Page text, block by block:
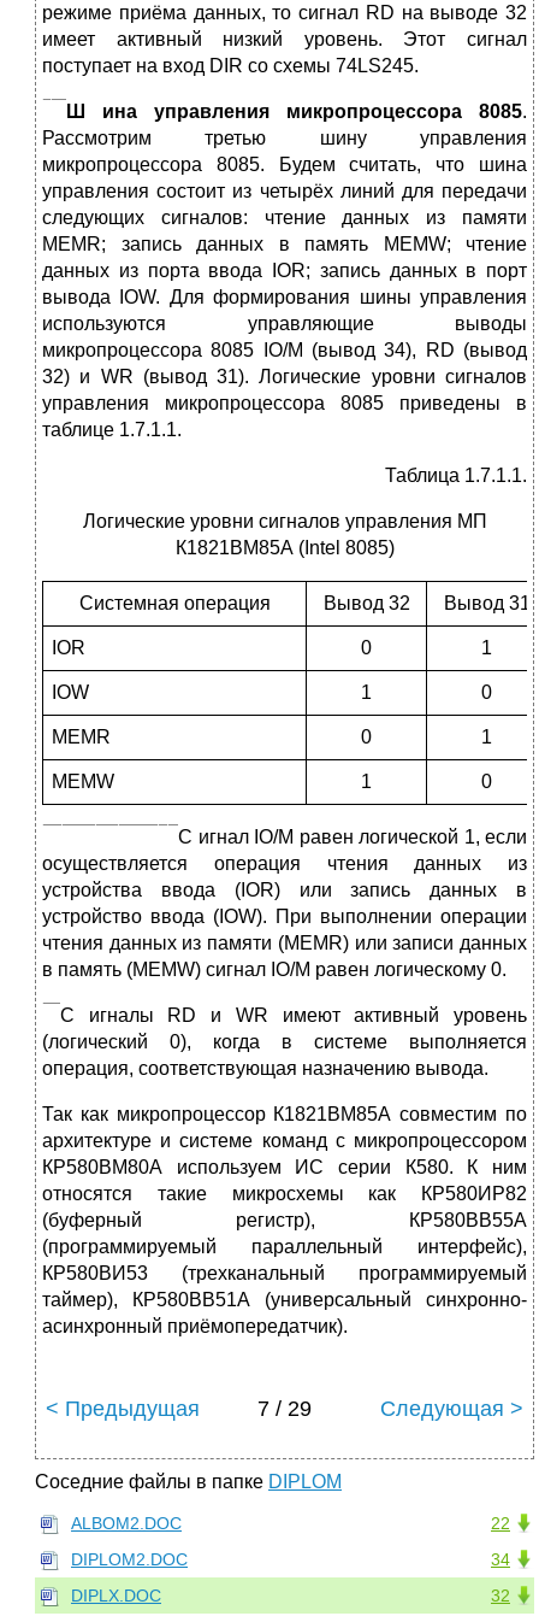
режиме приёма данных, то сигнал RD на выводе 32
имеет активный низкий уровень. Этот сигнал
поступает на вход DIR со схемы 74LS245.
Ш ина управления микропроцессора 8085.
Рассмотрим третью шину управления
микропроцессора 8085. Будем считать, что шина
управления состоит из четырёх линий для передачи
следующих сигналов: чтение данных из памяти
MEMR; запись данных в память MEMW; чтение
данных из порта ввода IOR; запись данных в порт
вывода IOW. Для формирования шины управления
используются управляющие выводы
микропроцессора 8085 IO/M (вывод 34), RD (вывод
32) и WR (вывод 31). Логические уровни сигналов
управления микропроцессора 8085 приведены в
таблице 1.7.1.1.
Таблица 1.7.1.1.
Логические уровни сигналов управления МП
К1821ВМ85А (Intel 8085)
Системная операция Вывод 32 Вывод 31
IOR 0 1
IOW 1 0
MEMR 0 1
MEMW 1 0
С игнал IO/M равен логической 1, если
осуществляется операция чтения данных из
устройства ввода (IOR) или запись данных в
устройство ввода (IOW). При выполнении операции
чтения данных из памяти (MEMR) или записи данных
в память (MEMW) сигнал IO/M равен логическому 0.
С игналы RD и WR имеют активный уровень
(логический 0), когда в системе выполняется
операция, соответствующая назначению вывода.
Так как микропроцессор К1821ВМ85А совместим по
архитектуре и системе команд с микропроцессором
КР580ВМ80А используем ИС серии К580. К ним
относятся такие микросхемы как КР580ИР82
(буферный регистр), КР580ВВ55А
(программируемый параллельный интерфейс),
КР580ВИ53 (трехканальный программируемый
таймер), КР580ВВ51А (универсальный синхронно-
асинхронный приёмопередатчик).
< Предыдущая 7 / 29 Следующая >
Соседние файлы в папке DIPLOM
22
ALBOM2.DOC
34
DIPLOM2.DOC
32
DIPLX.DOC